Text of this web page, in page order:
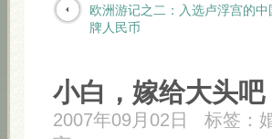
欧洲游记之二：入选卢浮宫的中
牌人民币
小白，嫁给大头吧
2007年09月02日 标签：